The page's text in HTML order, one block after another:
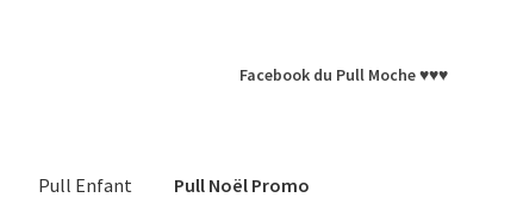
Facebook du Pull Moche ♥♥♥
Pull Enfant Pull Noël Promo